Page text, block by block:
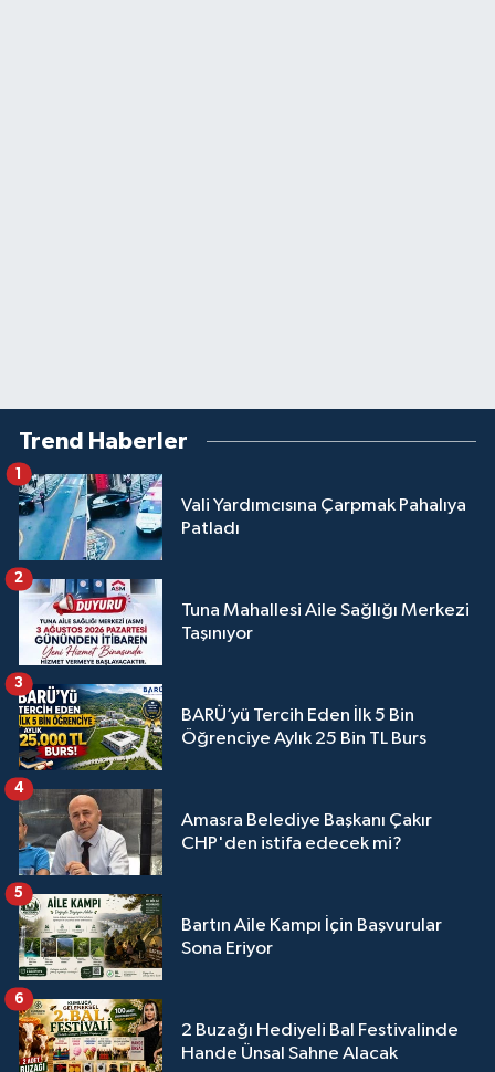
Trend Haberler
Vali Yardımcısına Çarpmak Pahalıya
Patladı
1
Tuna Mahallesi Aile Sağlığı Merkezi
Taşınıyor
2
BARÜ’yü Tercih Eden İlk 5 Bin
Öğrenciye Aylık 25 Bin TL Burs
3
Amasra Belediye Başkanı Çakır
CHP'den istifa edecek mi?
4
Bartın Aile Kampı İçin Başvurular
Sona Eriyor
5
2 Buzağı Hediyeli Bal Festivalinde
Hande Ünsal Sahne Alacak
6